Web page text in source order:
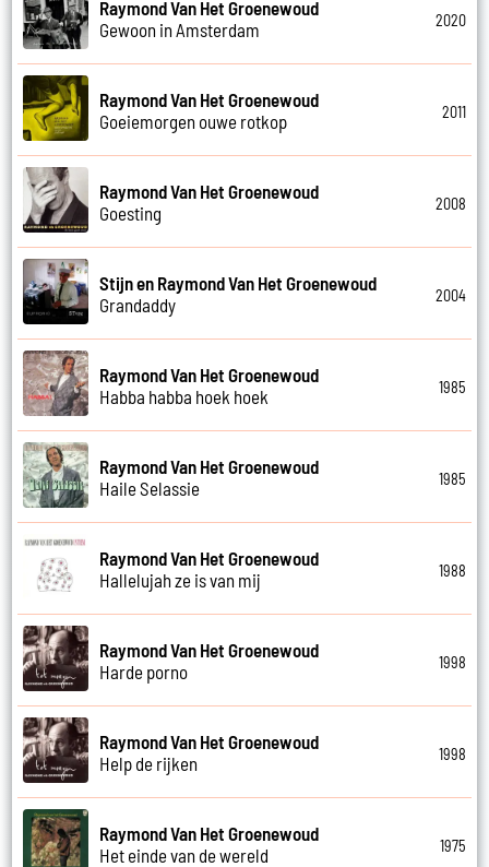
Raymond Van Het Groenewoud
Gewoon in Amsterdam
2020
Raymond Van Het Groenewoud
Goeiemorgen ouwe rotkop
2011
Raymond Van Het Groenewoud
Goesting
2008
Stijn en Raymond Van Het Groenewoud
Grandaddy
2004
Raymond Van Het Groenewoud
Habba habba hoek hoek
1985
Raymond Van Het Groenewoud
Haile Selassie
1985
Raymond Van Het Groenewoud
Hallelujah ze is van mij
1988
Raymond Van Het Groenewoud
Harde porno
1998
Raymond Van Het Groenewoud
Help de rijken
1998
Raymond Van Het Groenewoud
Het einde van de wereld
1975